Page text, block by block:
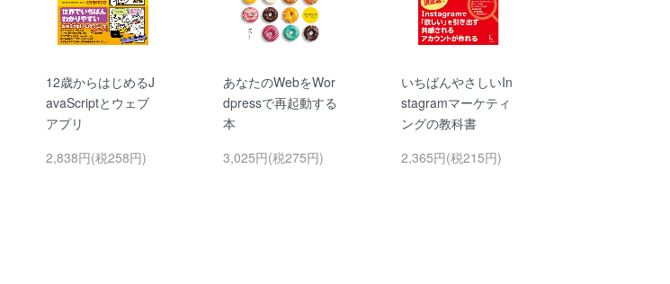
12歳からはじめるJ
avaScriptとウェブ
アプリ
2,838円(税258円)
あなたのWebをWor
dpressで再起動する
本
3,025円(税275円)
いちばんやさしいIn
stagramマーケティ
ングの教科書
2,365円(税215円)